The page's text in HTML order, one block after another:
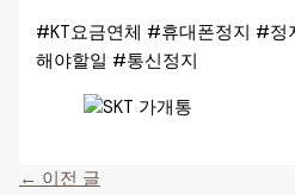
#KT요금연체 #휴대폰정지 #
해야할일 #통신정지
← 이전 글